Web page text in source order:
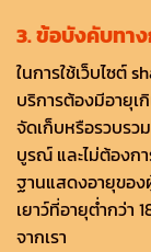
3. ข้อบังคับทา
ในการใช้เว็บไซต์
บริการต้องมีอายุเ
จัดเก็บหรือรวบรว
บูรณ์ และไม่ต้องก
ฐานแสดงอายุของ
เยาว์ที่อายุต่ำกว่า
จากเรา